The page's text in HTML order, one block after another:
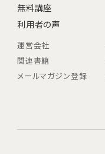
無料講座
利用者の声
運営会社
関連書籍
メールマガジン登録